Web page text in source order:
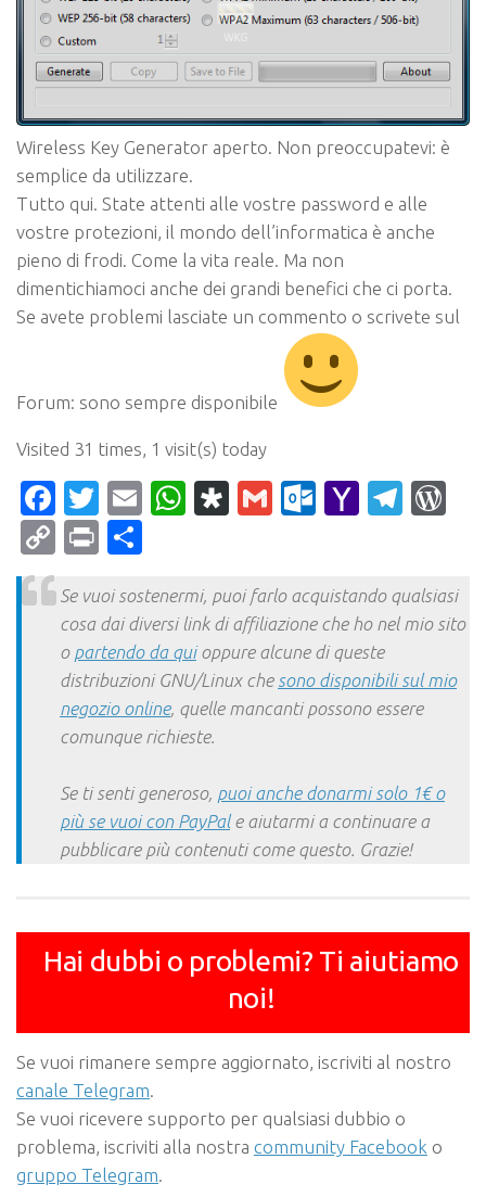
Wireless Key Generator aperto. Non preoccupatevi: è
semplice da utilizzare.
Tutto qui. State attenti alle vostre password e alle
vostre protezioni, il mondo dell’informatica è anche
pieno di frodi. Come la vita reale. Ma non
dimentichiamoci anche dei grandi benefici che ci porta.
Se avete problemi lasciate un commento o scrivete sul
Forum: sono sempre disponibile
Visited 31 times, 1 visit(s) today
Facebook
Twitter
EmailWhatsApp
Diaspora
Gmail Yahoo
CopyPrint
Se vuoi sostenermi, puoi farlo acquistando qualsiasi
cosa dai diversi link di affiliazione che ho nel mio sito
o partendo da quioppure alcune di queste
distribuzioni GNU/Linux che sono disponibili sul mio
negozio online, quelle mancanti possono essere
comunque richieste.
Se ti senti generoso, puoi anche donarmi solo 1€ o
più se vuoi con PayPale aiutarmi a continuare a
pubblicare più contenuti come questo. Grazie!
Hai dubbi o problemi? Ti aiutiamo
noi!
Se vuoi rimanere sempre aggiornato, iscriviti al nostro
canale Telegram.
Se vuoi ricevere supporto per qualsiasi dubbio o
problema, iscriviti alla nostra community Facebook o
gruppo Telegram.